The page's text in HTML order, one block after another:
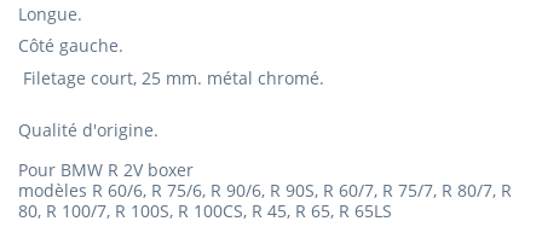
Longue.
Côté gauche.
Filetage court, 25 mm. métal chromé.
Qualité d'origine.
Pour BMW R 2V boxer
modèles R 60/6, R 75/6, R 90/6, R 90S, R 60/7, R 75/7, R 80/7, R
80, R 100/7, R 100S, R 100CS, R 45, R 65, R 65LS